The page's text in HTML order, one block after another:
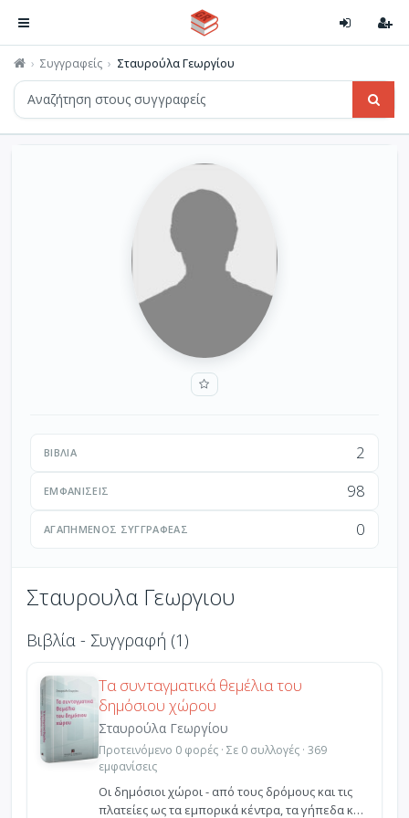
Συγγραφείς Σταυρούλα Γεωργίου
ΒΙΒΛΊΑ 2
ΕΜΦΑΝΊΣΕΙΣ 98
ΑΓΑΠΗΜΈΝΟΣ ΣΥΓΓΡΑΦΈΑΣ 0
Σταυρουλα Γεωργιου
Βιβλία - Συγγραφή (1)
Τα συνταγματικά θεμέλια του
δημόσιου χώρου
Σταυρούλα Γεωργίου
Προτεινόμενο 0 φορές · Σε 0 συλλογές · 369
εμφανίσεις
Oι δημόσιοι χώροι - από τους δρόμους και τις
πλατείες ως τα εμπορικά κέντρα, τα γήπεδα και